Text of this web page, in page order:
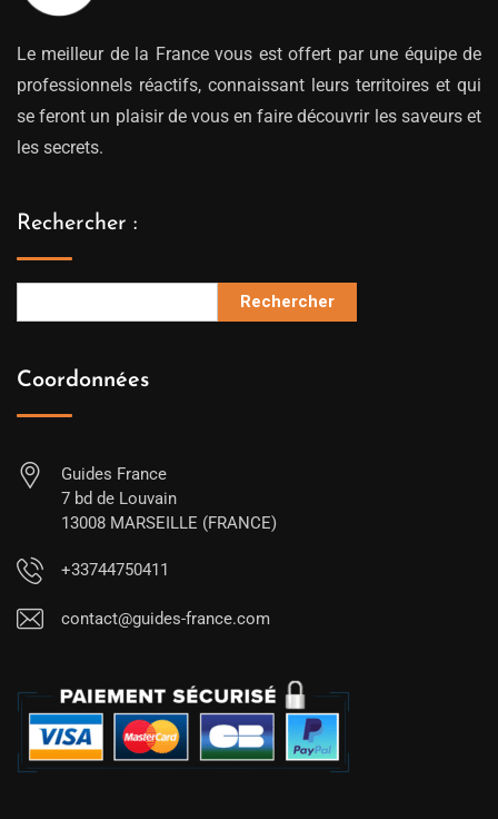
Le meilleur de la France vous est offert par une équipe de
professionnels réactifs, connaissant leurs territoires et qui
se feront un plaisir de vous en faire découvrir les saveurs et
les secrets.
Rechercher :
Rechercher
Coordonnées
Guides France
7 bd de Louvain
13008 MARSEILLE (FRANCE)
+33744750411
contact@guides-france.com